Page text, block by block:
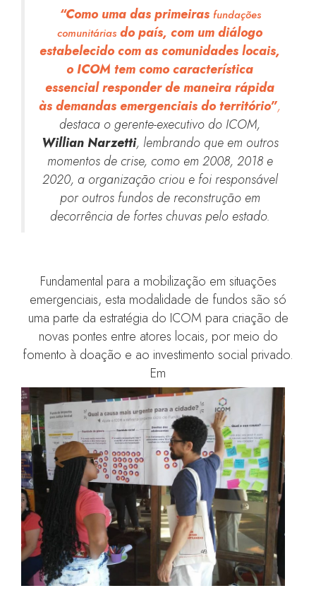
“Como uma das primeiras fundações
comunitárias do país, com um diálogo
estabelecido com as comunidades locais,
o ICOM tem como característica
essencial responder de maneira rápida
às demandas emergenciais do território”,
destaca o gerente-executivo do ICOM,
Willian Narzetti, lembrando que em outros
momentos de crise, como em 2008, 2018 e
2020, a organização criou e foi responsável
por outros fundos de reconstrução em
decorrência de fortes chuvas pelo estado.
Fundamental para a mobilização em situações
emergenciais, esta modalidade de fundos são só
uma parte da estratégia do ICOM para criação de
novas pontes entre atores locais, por meio do
fomento à doação e ao investimento social privado.
Em